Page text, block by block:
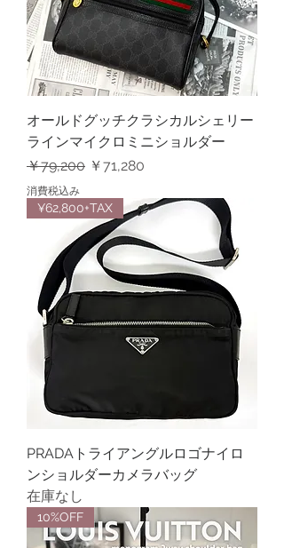
オールドグッチクラシカルシェリー
ラインマイクロミニショルダー
通常価格
￥79,200 セール価格
￥71,280
消費税込み
¥62,800+TAX
PRADAトライアングルロゴナイロ
ンショルダーカメラバッグ
在庫なし
10%OFF